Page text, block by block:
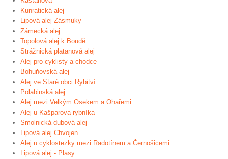
Kunratická alej
Lipová alej Zásmuky
Zámecká alej
Topolová alej k Boudě
Strážnická platanová alej
Alej pro cyklisty a chodce
Bohuňovská alej
Alej ve Staré obci Rybitví
Polabinská alej
Alej mezi Velkým Osekem a Ohařemi
Alej u Kašparova rybníka
Smolnická dubová alej
Lipová alej Chvojen
Alej u cyklostezky mezi Radotínem a Černošicemi
Lipová alej - Plasy